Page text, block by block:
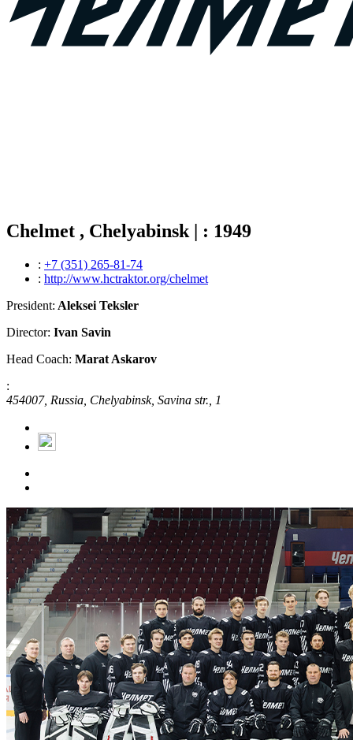
Chelmet , Chelyabinsk | : 1949
: +7 (351) 265-81-74
: http://www.hctraktor.org/chelmet
President: Aleksei Teksler
Director: Ivan Savin
Head Coach: Marat Askarov
:
454007, Russia, Chelyabinsk, Savina str., 1